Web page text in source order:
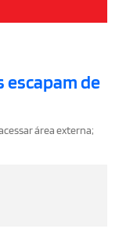
escapam de
área externa;